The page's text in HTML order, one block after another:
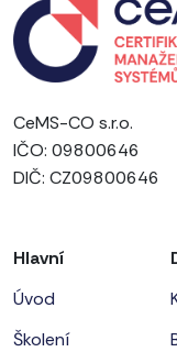
CeMS-CO s.r.o.
IČO: 09800646
DIČ: CZ09800646
Hlavní
Úvod
Školení